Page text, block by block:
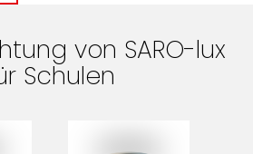
von SARO-lux
Schulen